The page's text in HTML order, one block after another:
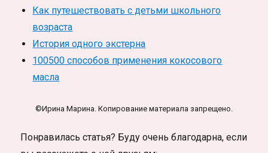
Как путешествовать с детьми школьного
возраста
История одного экстерна
100500 способов применения кокосового
масла
©Ирина Марина. Копирование материала запрещено.
Понравилась статья? Буду очень благодарна, если